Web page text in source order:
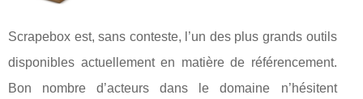
Scrapebox est, sans conteste, l’un des plus grands outils
disponibles actuellement en matière de référencement.
Bon nombre d’acteurs dans le domaine n’hésitent